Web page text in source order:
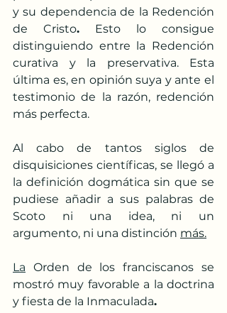
y su dependencia de la Redención
de Cristo. Esto lo consigue
distinguiendo entre la Redención
curativa y la preservativa. Esta
última es, en opinión suya y ante el
testimonio de la razón, redención
más perfecta.
Al cabo de tantos siglos de
disquisiciones científicas, se llegó a
la definición dogmática sin que se
pudiese añadir a sus palabras de
Scoto ni una idea, ni un
argumento, ni una distinción más.
La Orden de los franciscanos se
mostró muy favorable a la doctrina
y fiesta de la Inmaculada.